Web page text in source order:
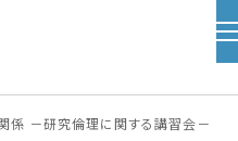
係 －研究倫理に関する講習会－